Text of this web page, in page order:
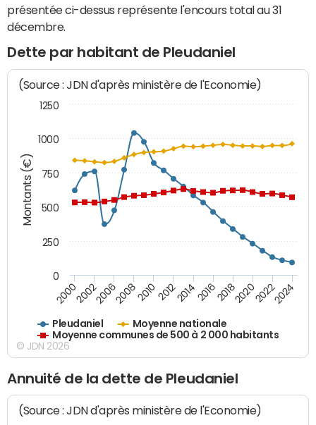
présentée ci-dessus représente l'encours total au 31
décembre.
Dette par habitant de Pleudaniel
Montants (€)
(Source : JDN d'après ministère de l'Economie)
Pleudaniel
Moyenne nationale
Moyenne communes de 500 à 2 000 habitants
200020022006200820102012201420162018202020222024
0
250
500
750
1000
1250
© JDN 2026
Annuité de la dette de Pleudaniel
(Source : JDN d'après ministère de l'Economie)